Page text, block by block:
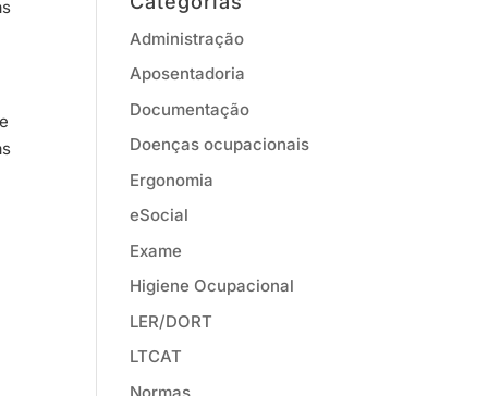
Administração
Aposentadoria
Documentação
Doenças ocupacionais
Ergonomia
eSocial
Exame
Higiene Ocupacional
LER/DORT
LTCAT